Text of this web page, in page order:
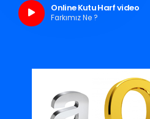
Online Kutu Harf video
Farkımız Ne ?